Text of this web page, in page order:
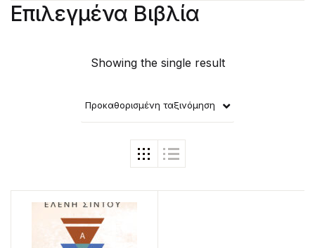
Επιλεγμένα Βιβλία
Showing the single result
Προκαθορισμένη ταξινόμηση